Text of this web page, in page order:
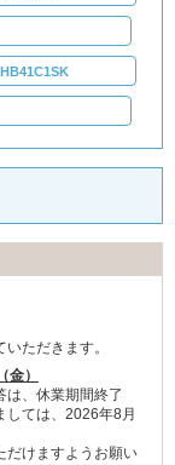
ただきます。
）
は、休業期間終了
しては、2026年8月
だけますようお願い